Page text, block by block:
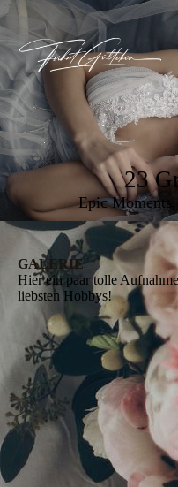
23
Epic Moments,
GALERIE
Hier ein paar tolle
liebsten Hobbys!